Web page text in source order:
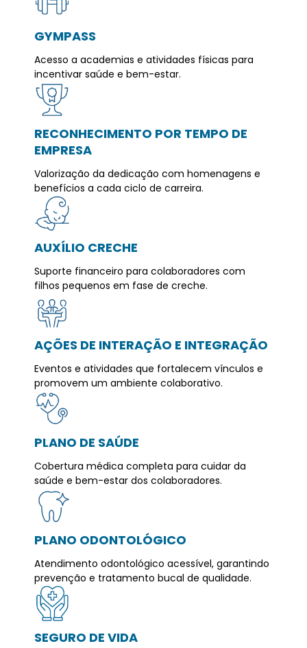
GYMPASS
Acesso a academias e atividades físicas para
incentivar saúde e bem-estar.
RECONHECIMENTO POR TEMPO DE
EMPRESA
Valorização da dedicação com homenagens e
benefícios a cada ciclo de carreira.
AUXÍLIO CRECHE
Suporte financeiro para colaboradores com
filhos pequenos em fase de creche.
AÇÕES DE INTERAÇÃO E INTEGRAÇÃO
Eventos e atividades que fortalecem vínculos e
promovem um ambiente colaborativo.
PLANO DE SAÚDE
Cobertura médica completa para cuidar da
saúde e bem-estar dos colaboradores.
PLANO ODONTOLÓGICO
Atendimento odontológico acessível, garantindo
prevenção e tratamento bucal de qualidade.
SEGURO DE VIDA